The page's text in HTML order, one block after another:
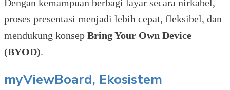
Dengan kemampuan berbagi layar secara nirkabel,
proses presentasi menjadi lebih cepat, fleksibel, dan
mendukung konsep Bring Your Own Device
(BYOD).
myViewBoard, Ekosistem